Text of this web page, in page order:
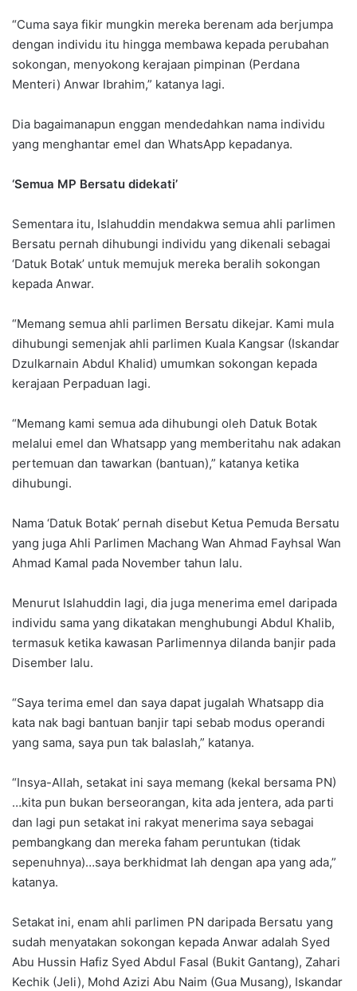
“Cuma saya fikir mungkin mereka berenam ada berjumpa
dengan individu itu hingga membawa kepada perubahan
sokongan, menyokong kerajaan pimpinan (Perdana
Menteri) Anwar Ibrahim,” katanya lagi.
Dia bagaimanapun enggan mendedahkan nama individu
yang menghantar emel dan WhatsApp kepadanya.
‘Semua MP Bersatu didekati’
Sementara itu, Islahuddin mendakwa semua ahli parlimen
Bersatu pernah dihubungi individu yang dikenali sebagai
‘Datuk Botak’ untuk memujuk mereka beralih sokongan
kepada Anwar.
“Memang semua ahli parlimen Bersatu dikejar. Kami mula
dihubungi semenjak ahli parlimen Kuala Kangsar (Iskandar
Dzulkarnain Abdul Khalid) umumkan sokongan kepada
kerajaan Perpaduan lagi.
“Memang kami semua ada dihubungi oleh Datuk Botak
melalui emel dan Whatsapp yang memberitahu nak adakan
pertemuan dan tawarkan (bantuan),” katanya ketika
dihubungi.
Nama ‘Datuk Botak’ pernah disebut Ketua Pemuda Bersatu
yang juga Ahli Parlimen Machang Wan Ahmad Fayhsal Wan
Ahmad Kamal pada November tahun lalu.
Menurut Islahuddin lagi, dia juga menerima emel daripada
individu sama yang dikatakan menghubungi Abdul Khalib,
termasuk ketika kawasan Parlimennya dilanda banjir pada
Disember lalu.
“Saya terima emel dan saya dapat jugalah Whatsapp dia
kata nak bagi bantuan banjir tapi sebab modus operandi
yang sama, saya pun tak balaslah,” katanya.
“Insya-Allah, setakat ini saya memang (kekal bersama PN)
…kita pun bukan berseorangan, kita ada jentera, ada parti
dan lagi pun setakat ini rakyat menerima saya sebagai
pembangkang dan mereka faham peruntukan (tidak
sepenuhnya)…saya berkhidmat lah dengan apa yang ada,”
katanya.
Setakat ini, enam ahli parlimen PN daripada Bersatu yang
sudah menyatakan sokongan kepada Anwar adalah Syed
Abu Hussin Hafiz Syed Abdul Fasal (Bukit Gantang), Zahari
Kechik (Jeli), Mohd Azizi Abu Naim (Gua Musang), Iskandar